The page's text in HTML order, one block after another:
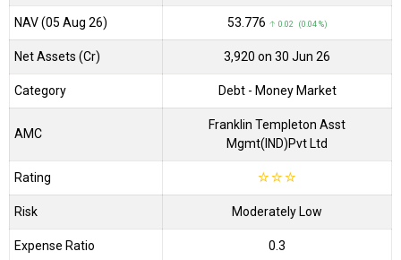
NAV (05 Aug 26) ₹53.776 ↑ 0.02 (0.04 %)
Net Assets (Cr) ₹3,920 on 30 Jun 26
Category Debt - Money Market
AMC
Franklin Templeton Asst
Mgmt(IND)Pvt Ltd
Rating ☆☆☆
Risk Moderately Low
Expense Ratio 0.3